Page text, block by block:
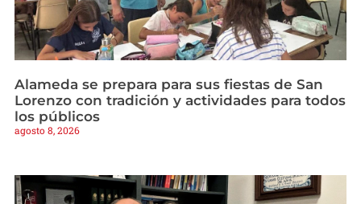
Alameda se prepara para sus fiestas de San
Lorenzo con tradición y actividades para todos
los públicos
agosto 8, 2026